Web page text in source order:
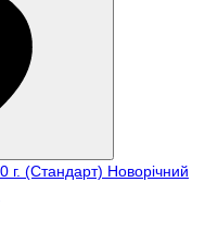
Новорічний